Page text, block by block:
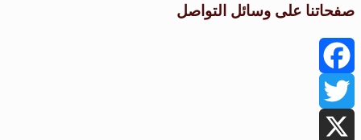
صفحاتنا على وسائل التواصل
Facebook
Twitter